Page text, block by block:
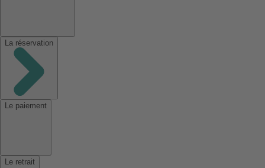
La réservation
Le paiement
Le retrait